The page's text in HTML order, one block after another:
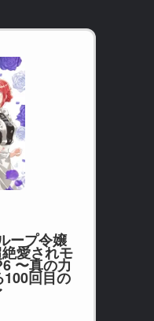
ープ令嬢
愛されモ
〜真の力
100回目の